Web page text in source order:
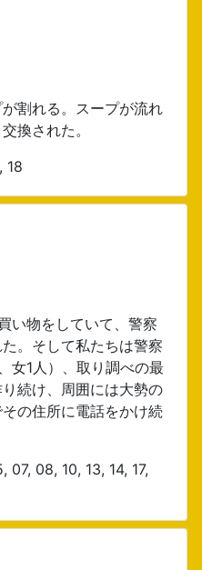
割れる。スープが流れ
換された。
18
い物をしていて、警察
。そして私たちは警察
女1人）、取り調べの最
続け、周囲には大勢の
の住所に電話をかけ続
07, 08, 10, 13, 14, 17,